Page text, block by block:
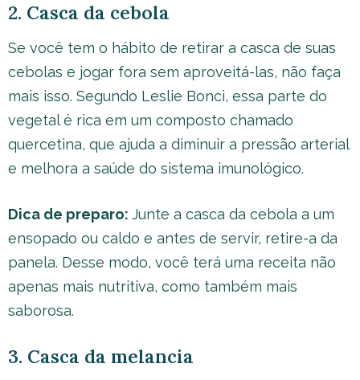
2. Casca da cebola
Se você tem o hábito de retirar a casca de suas
cebolas e jogar fora sem aproveitá-las, não faça
mais isso. Segundo Leslie Bonci, essa parte do
vegetal é rica em um composto chamado
quercetina, que ajuda a diminuir a pressão arterial
e melhora a saúde do sistema imunológico.
Dica de preparo: Junte a casca da cebola a um
ensopado ou caldo e antes de servir, retire-a da
panela. Desse modo, você terá uma receita não
apenas mais nutritiva, como também mais
saborosa.
3. Casca da melancia